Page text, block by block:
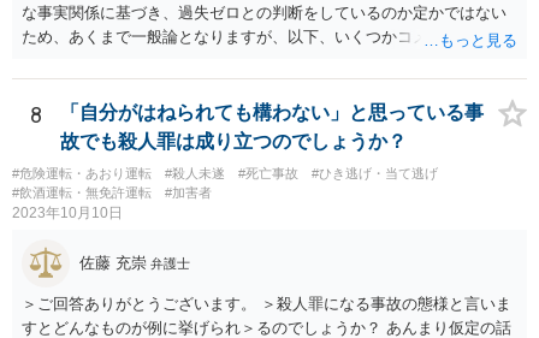
妨害運転罪や他の道交法違反に問われたり、事故を起こしたりしてし
まう可能性もありますので、無茶な私的追跡は控えるべきでしょう。
な事実関係に基づき、過失ゼロとの判断をしているのか定かではない
ため、あくまで一般論となりますが、以下、いくつかコメントしま
ではありません。 保険会社の見解が捜査機関側から見ても妥当なので
あれば、保険会社側が支払をしていない状況でも不起訴となることは
あり得ます •ただし、保険会社側の認識は、必ずしも捜査機関側の捜査
結果に基づく認識と一致しないことがあり得ます。検察側が不起訴判
断をする上で示談成立や被害賠償を重視しているようであれば、捜査
機関側の意向を伝える等して、保険会社に再考を求める必要が出てく
では、あなたの方に重過失があると考えていたことになるため、検察
段階でも同様の認識なのかは注意を払っておく必要があるかと思いま
す。 •あなたとしては、保険会社側の調査結果や認識の根拠資料の提供
を保険会社側に求める等して、検察側にしっかりと説明できるように
8
「自分がはねられても構わない」と思っている事
故でも殺人罪は成り立つのでしょうか？
#危険運転・あおり運転 #殺人未遂 #死亡事故
#ひき逃げ・当て逃げ
#飲酒運転・無免許運転
#加害者
2023年10月10日
佐藤 充崇 弁護士
＞ご回答ありがとうございます。 ＞殺人罪になる事故の態様と言いま
すとどんなものが例に挙げられ＞るのでしょうか？ あんまり仮定の話